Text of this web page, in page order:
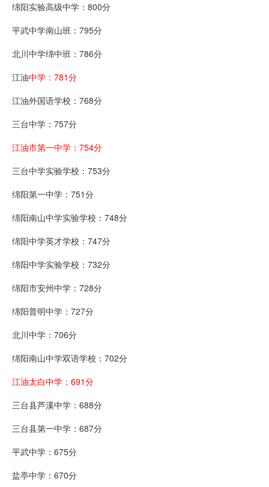
绵阳实验高级中学：800分
平武中学南山班：795分
北川中学绵中班：786分
江油中学：781分
江油外国语学校：768分
三台中学：757分
江油市第一中学：754分
三台中学实验学校：753分
绵阳第一中学：751分
绵阳南山中学实验学校：748分
绵阳中学英才学校：747分
绵阳中学实验学校：732分
绵阳市安州中学：728分
绵阳普明中学：727分
北川中学：706分
绵阳南山中学双语学校：702分
江油太白中学：691分
三台县芦溪中学：688分
三台县第一中学：687分
平武中学：675分
盐亭中学：670分